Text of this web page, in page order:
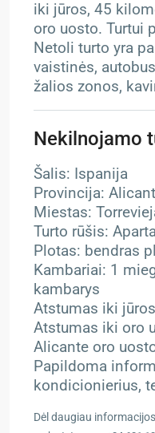
iki jūros, 45
oro uosto. Turtui
Netoli turto yra
vaistinės,
žalios zonos,
Nekilnojamo
Šalis: Ispanija
Provincija:
Miestas:
Turto rūšis:
Plotas: bendras
Kambariai: 1
kambarys
Atstumas iki
Atstumas iki oro
Alicante oro
Papildoma
kondicionierius,
Dėl daugiau